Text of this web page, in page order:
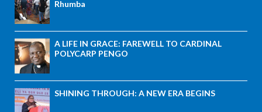
Rhumba
A LIFE IN GRACE: FAREWELL TO CARDINAL
POLYCARP PENGO
SHINING THROUGH: A NEW ERA BEGINS